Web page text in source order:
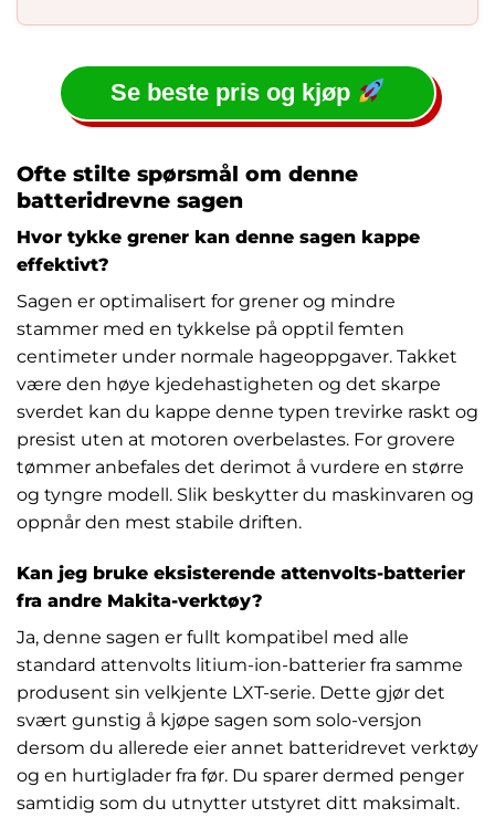
Se beste pris og kjøp
Ofte stilte spørsmål om denne
batteridrevne sagen
Hvor tykke grener kan denne sagen kappe
effektivt?
Sagen er optimalisert for grener og mindre
stammer med en tykkelse på opptil femten
centimeter under normale hageoppgaver. Takket
være den høye kjedehastigheten og det skarpe
sverdet kan du kappe denne typen trevirke raskt og
presist uten at motoren overbelastes. For grovere
tømmer anbefales det derimot å vurdere en større
og tyngre modell. Slik beskytter du maskinvaren og
oppnår den mest stabile driften.
Kan jeg bruke eksisterende attenvolts-batterier
fra andre Makita-verktøy?
Ja, denne sagen er fullt kompatibel med alle
standard attenvolts litium-ion-batterier fra samme
produsent sin velkjente LXT-serie. Dette gjør det
svært gunstig å kjøpe sagen som solo-versjon
dersom du allerede eier annet batteridrevet verktøy
og en hurtiglader fra før. Du sparer dermed penger
samtidig som du utnytter utstyret ditt maksimalt.